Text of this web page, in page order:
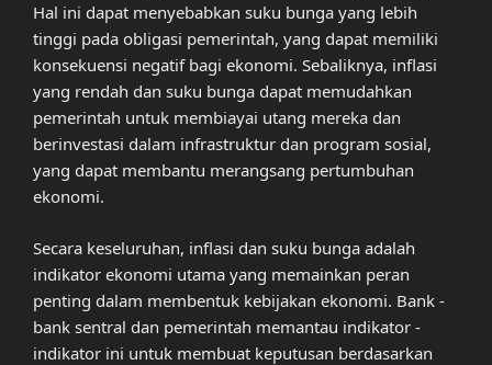
Hal ini dapat menyebabkan suku bunga yang lebih
tinggi pada obligasi pemerintah, yang dapat memiliki
konsekuensi negatif bagi ekonomi. Sebaliknya, inflasi
yang rendah dan suku bunga dapat memudahkan
pemerintah untuk membiayai utang mereka dan
berinvestasi dalam infrastruktur dan program sosial,
yang dapat membantu merangsang pertumbuhan
ekonomi.
Secara keseluruhan, inflasi dan suku bunga adalah
indikator ekonomi utama yang memainkan peran
penting dalam membentuk kebijakan ekonomi. Bank -
bank sentral dan pemerintah memantau indikator -
indikator ini untuk membuat keputusan berdasarkan